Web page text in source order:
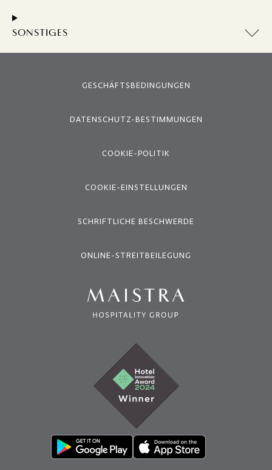
SONSTIGES
GESCHÄFTSBEDINGUNGEN
DATENSCHUTZ-BESTIMMUNGEN
COOKIE-POLITIK
COOKIE-EINSTELLUNGEN
SCHRIFTLICHE BESCHWERDE
ONLINE-STREITBEILEGUNG